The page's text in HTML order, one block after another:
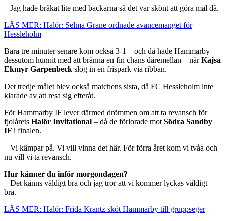
– Jag hade bråkat lite med backarna så det var skönt att göra mål då.
LÄS MER: Halör: Selma Grane ordnade avancemanget för
Hessleholm
Bara tre minuter senare kom också 3-1 – och då hade Hammarby
dessutom hunnit med att bränna en fin chans däremellan – närKajsa
Ekmyr Garpenbeck slog in en frispark via ribban.
Det tredje målet blev också matchens sista, då FC Hessleholm inte
klarade av att resa sig efteråt.
För Hammarby IF lever därmed drömmen om att ta revansch för
fjolårets Halör Invitational – då de förlorade mot Södra Sandby
IF i finalen.
– Vi kämpar på. Vi vill vinna det här. För förra året kom vi tvåa och
nu vill vi ta revansch.
Hur känner du inför morgondagen?
– Det känns väldigt bra och jag tror att vi kommer lyckas väldigt
bra.
LÄS MER: Halör: Frida Krantz sköt Hammarby till gruppseger